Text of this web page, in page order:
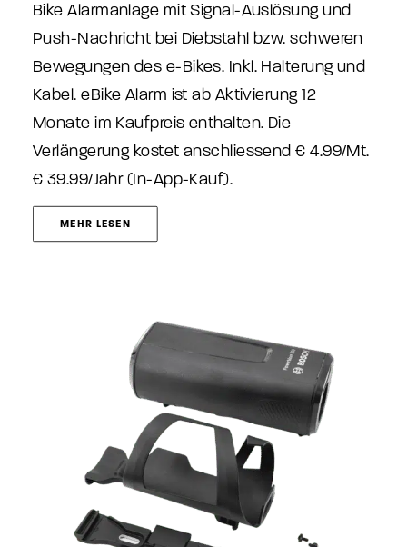
Bike Alarmanlage mit Signal-Auslösung und
Push-Nachricht bei Diebstahl bzw. schweren
Bewegungen des e-Bikes. Inkl. Halterung und
Kabel. eBike Alarm ist ab Aktivierung 12
Monate im Kaufpreis enthalten. Die
Verlängerung kostet anschliessend € 4.99/Mt.
€ 39.99/Jahr (In-App-Kauf).
MEHR LESEN